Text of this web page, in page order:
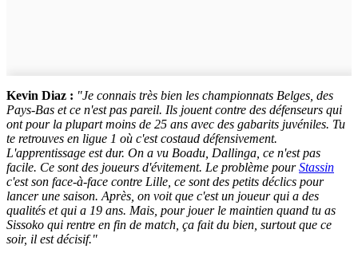
Kevin Diaz : "Je connais très bien les championnats Belges, des
Pays-Bas et ce n'est pas pareil. Ils jouent contre des défenseurs qui
ont pour la plupart moins de 25 ans avec des gabarits juvéniles. Tu
te retrouves en ligue 1 où c'est costaud défensivement.
L'apprentissage est dur. On a vu Boadu, Dallinga, ce n'est pas
facile. Ce sont des joueurs d'évitement. Le problème pourStassin
c'est son face-à-face contre Lille, ce sont des petits déclics pour
lancer une saison. Après, on voit que c'est un joueur qui a des
qualités et qui a 19 ans. Mais, pour jouer le maintien quand tu as
Sissoko qui rentre en fin de match, ça fait du bien, surtout que ce
soir, il est décisif."